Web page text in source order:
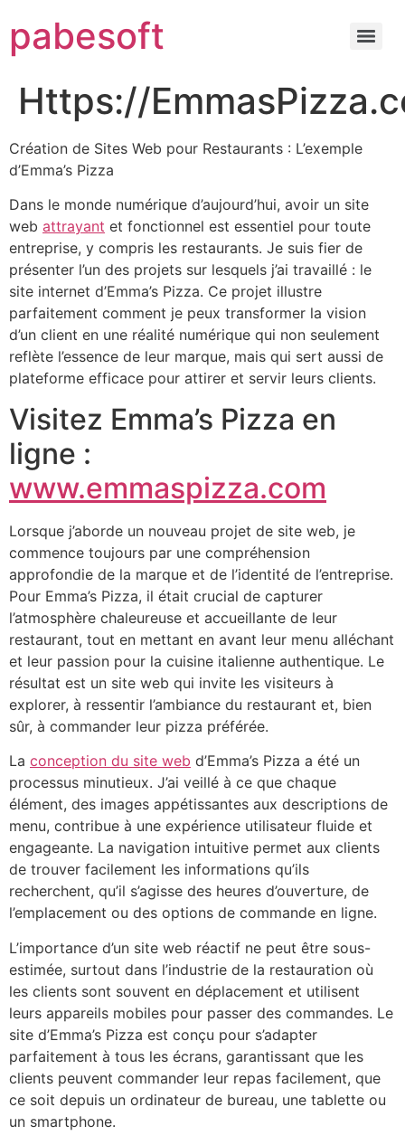
pabesoft
Https://
Création de Sites Web pour Restaurants : L’exemple
d’Emma’s Pizza
Dans le monde numérique d’aujourd’hui, avoir un site
web attrayant et fonctionnel est essentiel pour toute
entreprise, y compris les restaurants. Je suis fier de
présenter l’un des projets sur lesquels j’ai travaillé : le
site internet d’Emma’s Pizza. Ce projet illustre
parfaitement comment je peux transformer la vision
d’un client en une réalité numérique qui non seulement
reflète l’essence de leur marque, mais qui sert aussi de
plateforme efficace pour attirer et servir leurs clients.
Visitez Emma’s Pizza en
ligne :
www.emmaspizza.com
Lorsque j’aborde un nouveau projet de site web, je
commence toujours par une compréhension
approfondie de la marque et de l’identité de l’entreprise.
Pour Emma’s Pizza, il était crucial de capturer
l’atmosphère chaleureuse et accueillante de leur
restaurant, tout en mettant en avant leur menu alléchant
et leur passion pour la cuisine italienne authentique. Le
résultat est un site web qui invite les visiteurs à
explorer, à ressentir l’ambiance du restaurant et, bien
sûr, à commander leur pizza préférée.
La conception du site web d’Emma’s Pizza a été un
processus minutieux. J’ai veillé à ce que chaque
élément, des images appétissantes aux descriptions de
menu, contribue à une expérience utilisateur fluide et
engageante. La navigation intuitive permet aux clients
de trouver facilement les informations qu’ils
recherchent, qu’il s’agisse des heures d’ouverture, de
l’emplacement ou des options de commande en ligne.
L’importance d’un site web réactif ne peut être sous-
estimée, surtout dans l’industrie de la restauration où
les clients sont souvent en déplacement et utilisent
leurs appareils mobiles pour passer des commandes. Le
site d’Emma’s Pizza est conçu pour s’adapter
parfaitement à tous les écrans, garantissant que les
clients peuvent commander leur repas facilement, que
ce soit depuis un ordinateur de bureau, une tablette ou
un smartphone.